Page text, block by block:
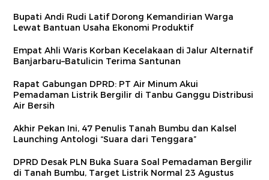
Bupati Andi Rudi Latif Dorong Kemandirian Warga
Lewat Bantuan Usaha Ekonomi Produktif
Empat Ahli Waris Korban Kecelakaan di Jalur Alternatif
Banjarbaru–Batulicin Terima Santunan
Rapat Gabungan DPRD: PT Air Minum Akui
Pemadaman Listrik Bergilir di Tanbu Ganggu Distribusi
Air Bersih
Akhir Pekan Ini, 47 Penulis Tanah Bumbu dan Kalsel
Launching Antologi “Suara dari Tenggara”
DPRD Desak PLN Buka Suara Soal Pemadaman Bergilir
di Tanah Bumbu, Target Listrik Normal 23 Agustus